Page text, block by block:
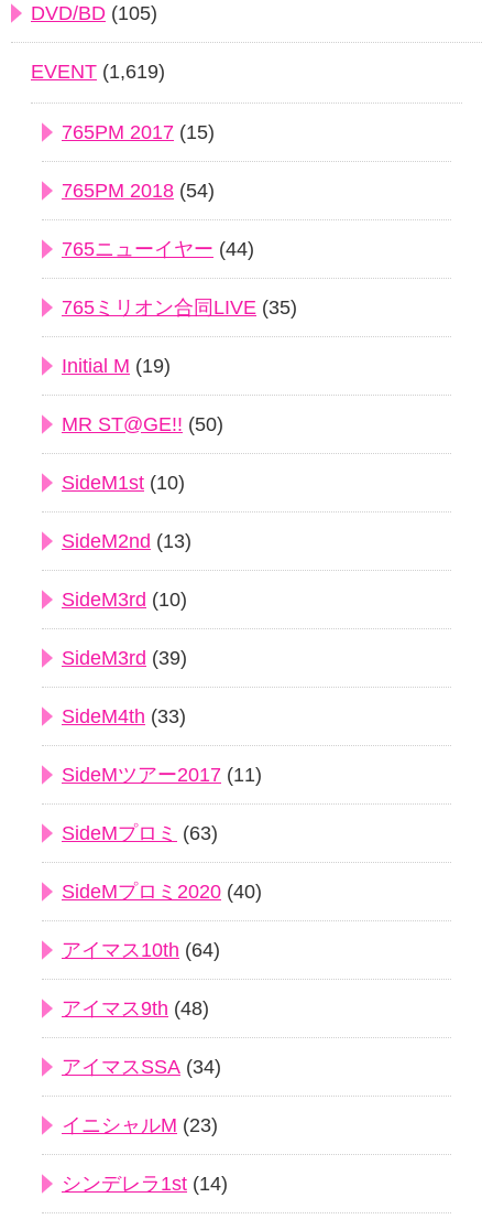
DVD/BD (105)
EVENT (1,619)
765PM 2017 (15)
765PM 2018 (54)
765ニューイヤー (44)
765ミリオン合同LIVE (35)
Initial M (19)
MR ST@GE!! (50)
SideM1st (10)
SideM2nd (13)
SideM3rd (10)
SideM3rd (39)
SideM4th (33)
SideMツアー2017 (11)
SideMプロミ (63)
SideMプロミ2020 (40)
アイマス10th (64)
アイマス9th (48)
アイマスSSA (34)
イニシャルM (23)
シンデレラ1st (14)